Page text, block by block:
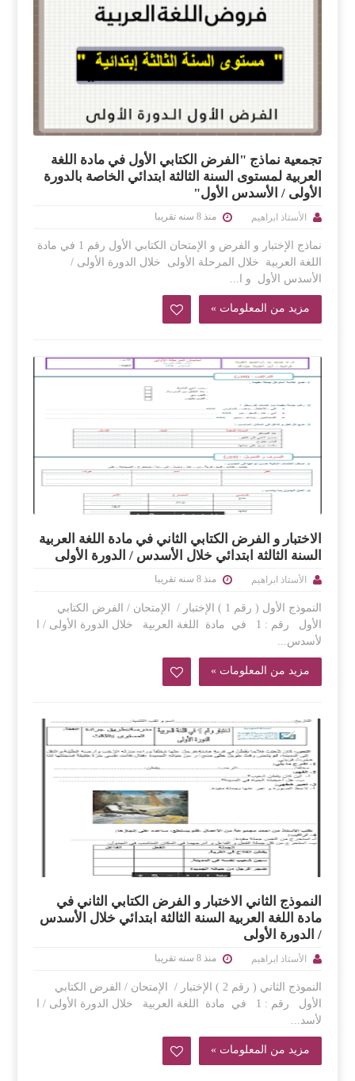
تجمعية نماذج "الفرض الكتابي الأول في مادة اللغة
العربية لمستوى السنة الثالثة ابتدائي الخاصة بالدورة
الأولى / الأسدس الأول"
الأستاذ ابراهيم منذ 8 سنه تقريبا
نماذج الإختبار و الفرض و الإمتحان الكتابي الأول رقم 1 في مادة
اللغة العربية خلال المرحلة الأولى خلال الدورة الأولى /
الأسدس الأول و ا...
مزيد من المعلومات »
الاختبار و الفرض الكتابي الثاني في مادة اللغة العربية
السنة الثالثة ابتدائي خلال الأسدس / الدورة الأولى
الأستاذ ابراهيم منذ 8 سنه تقريبا
النموذج الأول ( رقم 1 ) الإختبار / الإمتحان / الفرض الكتابي
الأول رقم : 1 في مادة اللغة العربية خلال الدورة الأولى / ا
لأسدس...
مزيد من المعلومات »
النموذج الثاني الاختبار و الفرض الكتابي الثاني في
مادة اللغة العربية السنة الثالثة ابتدائي خلال الأسدس
/ الدورة الأولى
الأستاذ ابراهيم منذ 8 سنه تقريبا
النموذج الثاني ( رقم 2 ) الإختبار / الإمتحان / الفرض الكتابي
الأول رقم : 1 في مادة اللغة العربية خلال الدورة الأولى / ا
لأسد...
مزيد من المعلومات »